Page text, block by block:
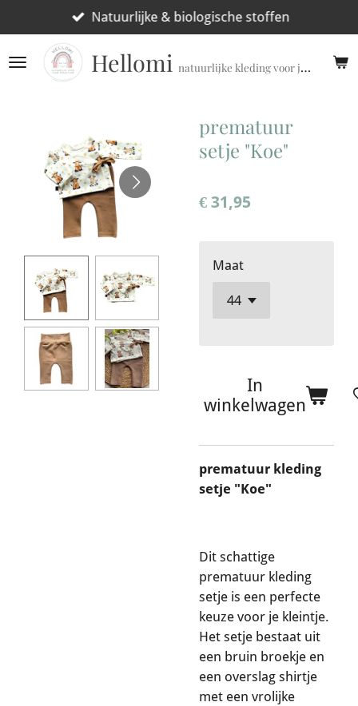
direct
naar
Hellomi natuurlijke kleding voor jouw prematuur!
Natuurlijke & biologische stoffen
prematuur
setje "Koe"
€ 31,95
Maat
In
winkelwagen
prematuur kleding
setje "Koe"
Dit schattige
prematuur kleding
setje is een perfecte
keuze voor je kleintje.
Het setje bestaat uit
een bruin broekje en
een overslag shirtje
met een vrolijke